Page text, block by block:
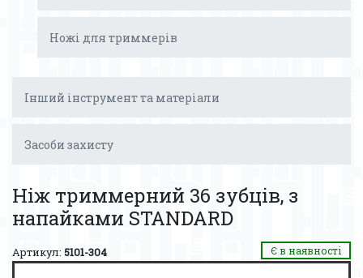
Ножі для триммерів
Інший інструмент та матеріали
Засоби захисту
Ніж триммерний 36 зубців, з
напайками STANDARD
Артикул: 5101-304 Є в наявності